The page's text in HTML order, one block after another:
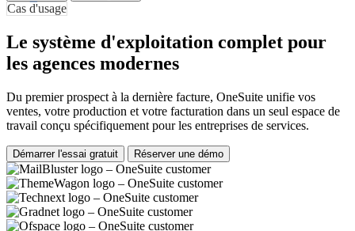
Cas d'usage
Le système d'exploitation complet pour
les agences modernes
Du premier prospect à la dernière facture, OneSuite unifie vos
ventes, votre production et votre facturation dans un seul espace de
travail conçu spécifiquement pour les entreprises de services.
Démarrer l'essai gratuit Réserver une démo